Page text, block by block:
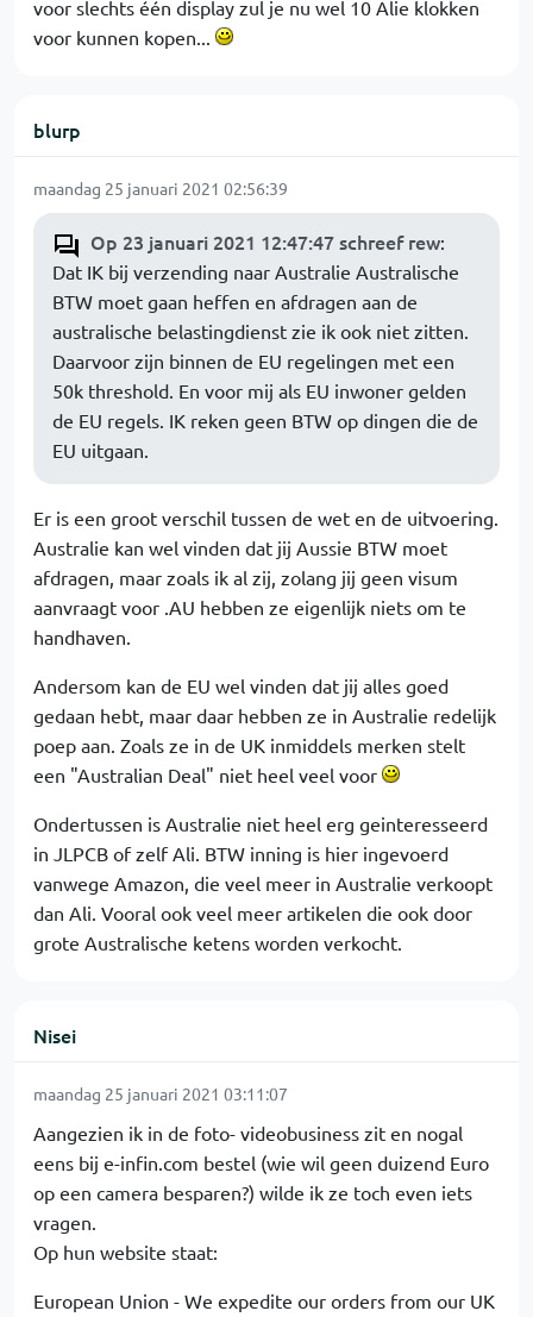
voor slechts één display zul je nu wel 10 Alie klokken
voor kunnen kopen...
blurp
maandag 25 januari 2021 02:56:39
Op 23 januari 2021 12:47:47 schreef rew:
Dat IK bij verzending naar Australie Australische
BTW moet gaan heffen en afdragen aan de
australische belastingdienst zie ik ook niet zitten.
Daarvoor zijn binnen de EU regelingen met een
50k threshold. En voor mij als EU inwoner gelden
de EU regels. IK reken geen BTW op dingen die de
EU uitgaan.
Er is een groot verschil tussen de wet en de uitvoering.
Australie kan wel vinden dat jij Aussie BTW moet
afdragen, maar zoals ik al zij, zolang jij geen visum
aanvraagt voor .AU hebben ze eigenlijk niets om te
handhaven.
Andersom kan de EU wel vinden dat jij alles goed
gedaan hebt, maar daar hebben ze in Australie redelijk
poep aan. Zoals ze in de UK inmiddels merken stelt
een "Australian Deal" niet heel veel voor
Ondertussen is Australie niet heel erg geinteresseerd
in JLPCB of zelf Ali. BTW inning is hier ingevoerd
vanwege Amazon, die veel meer in Australie verkoopt
dan Ali. Vooral ook veel meer artikelen die ook door
grote Australische ketens worden verkocht.
Nisei
maandag 25 januari 2021 03:11:07
Aangezien ik in de foto- videobusiness zit en nogal
eens bij e-infin.com bestel (wie wil geen duizend Euro
op een camera besparen?) wilde ik ze toch even iets
vragen.
Op hun website staat:
European Union - We expedite our orders from our UK